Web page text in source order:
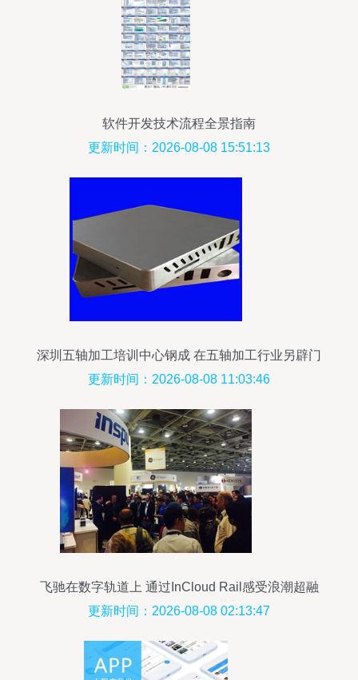
软件开发技术流程全景指南
更新时间：2026-08-08 15:51:13
深圳五轴加工培训中心钢成 在五轴加工行业另辟门
户，拥抱软件开发
更新时间：2026-08-08 11:03:46
飞驰在数字轨道上 通过InCloud Rail感受浪潮超融
合架构的软件开发革新
更新时间：2026-08-08 02:13:47